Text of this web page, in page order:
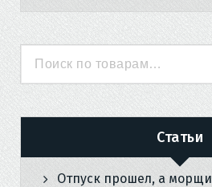
Статьи
Отпуск прошел, а